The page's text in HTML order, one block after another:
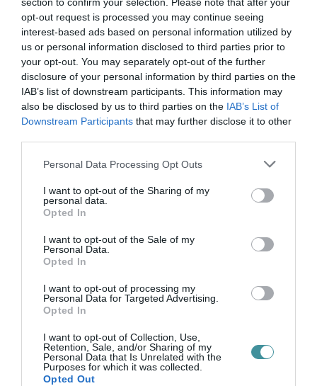
opt-out request is processed you may continue seeing
interest-based ads based on personal information utilized by
us or personal information disclosed to third parties prior to
your opt-out. You may separately opt-out of the further
disclosure of your personal information by third parties on the
IAB’s list of downstream participants. This information may
also be disclosed by us to third parties on the IAB’s List of
Downstream Participants that may further disclose it to other
Please note that this website/app uses one or more Google
not limited to your visit or usage behaviour. You may click to
grant or deny consent to Google and its third-party tags to
use your data for below specified purposes in below Google
consent section.
Personal Data Processing Opt Outs
I want to opt-out of the Sharing of my
personal data.
Opted In
I want to opt-out of the Sale of my
Personal Data.
Opted In
I want to opt-out of processing my
Personal Data for Targeted Advertising.
Opted In
I want to opt-out of Collection, Use,
Retention, Sale, and/or Sharing of my
Personal Data that Is Unrelated with the
Purposes for which it was collected.
Opted Out
GE Healthcare Magyarország, Csillagszekér
Planetárium, TRIGO Kft,grafikaszoftver.hu,
Magyar Pénzügyi Közvetítő Zrt., Örökmozgó
mozi, Puskin mozi, Cirko-Gejzír mozi, a
decemberi 10-i Comic Con, a Lurdy Házban
egyéni lelkes sci-fi rajongó, akik munkája nélkül
Te követed már az Egri Ügyeket a
Facebookon? Nem! AkkorITT
megteheted! Köszönjük!
Ne maradjon le a legfrissebb hírekről, kövessen